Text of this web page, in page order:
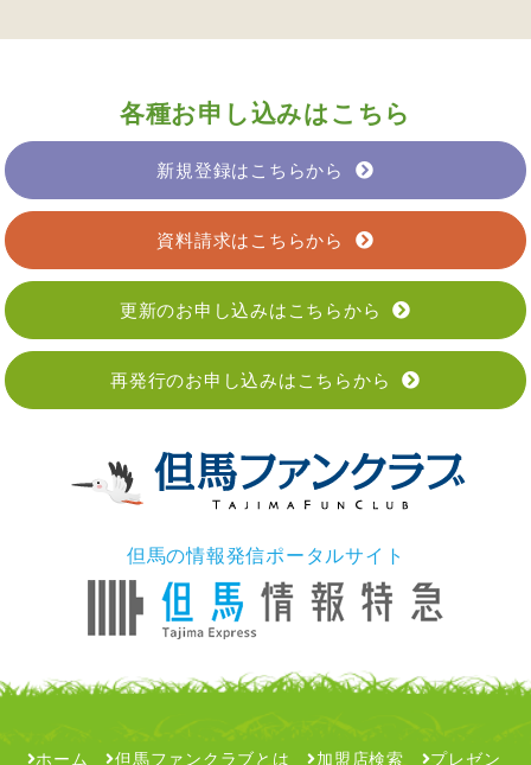
各種お申し込みはこちら
新規登録はこちらから
資料請求はこちらから
更新のお申し込みはこちらから
再発行のお申し込みはこちらから
但馬の情報発信ポータルサイト
ホーム 但馬ファンクラブとは 加盟店検索 プレゼン